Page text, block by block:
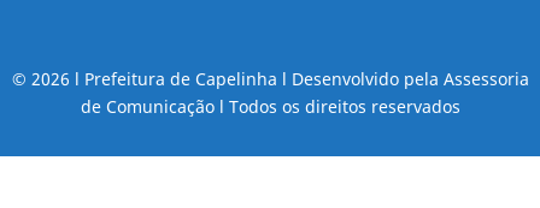
© 2026 l Prefeitura de Capelinha l Desenvolvido pela Assessoria
de Comunicação l Todos os direitos reservados